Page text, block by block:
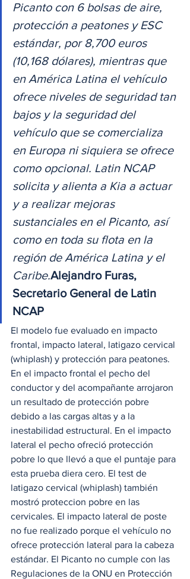
Picanto con 6 bolsas de aire,
protección a peatones y ESC
estándar, por 8,700 euros
(10,168 dólares), mientras que
en América Latina el vehículo
ofrece niveles de seguridad tan
bajos y la seguridad del
vehículo que se comercializa
en Europa ni siquiera se ofrece
como opcional. Latin NCAP
solicita y alienta a Kia a actuar
y a realizar mejoras
sustanciales en el Picanto, así
como en toda su flota en la
región de América Latina y el
Caribe.Alejandro Furas,
Secretario General de Latin
NCAP
El modelo fue evaluado en impacto
frontal, impacto lateral, latigazo cervical
(whiplash) y protección para peatones.
En el impacto frontal el pecho del
conductor y del acompañante arrojaron
un resultado de protección pobre
debido a las cargas altas y a la
inestabilidad estructural. En el impacto
lateral el pecho ofreció protección
pobre lo que llevó a que el puntaje para
esta prueba diera cero. El test de
latigazo cervical (whiplash) también
mostró proteccion pobre en las
cervicales. El impacto lateral de poste
no fue realizado porque el vehículo no
ofrece protección lateral para la cabeza
estándar. El Picanto no cumple con las
Regulaciones de la ONU en Protección